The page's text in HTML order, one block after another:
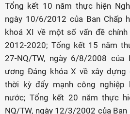
Tổng kết 10 năm thực hiện
ngày 10/6/2012 của Ban Chấp
khoá XI về một số vấn đề
2012-2020; Tổng kết 15 năm
27-NQ/TW, ngày 6/8/2008 của
ương Đảng khóa X về xây
thời kỳ đẩy mạnh công nghiệp
nước; Tổng kết 20 năm thực
NQ/TW, ngày 12/3/2002 của Ban